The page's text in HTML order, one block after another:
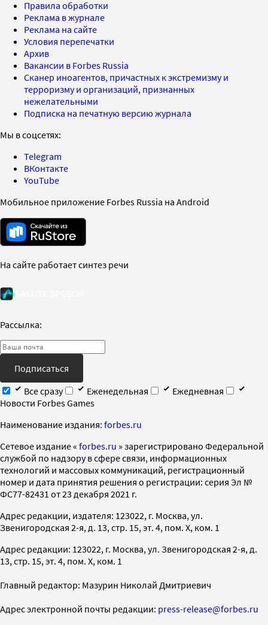
Правила обработки
Реклама в журнале
Реклама на сайте
Условия перепечатки
Архив
Вакансии в Forbes Russia
Сканер иноагентов, причастных к экстремизму и
терроризму и организаций, признанных
нежелательными
Подписка на печатную версию журнала
Мы в соцсетях:
Telegram
ВКонтакте
YouTube
Мобильное приложение Forbes Russia на Android
На сайте работает синтез речи
Рассылка:
Подписаться
Все сразу
Еженедельная
Ежедневная
Новости Forbes Games
Наименование издания: forbes.ru
Cетевое издание « forbes.ru » зарегистрировано Федеральной
службой по надзору в сфере связи, информационных
технологий и массовых коммуникаций, регистрационный
номер и дата принятия решения о регистрации: серия Эл №
ФС77-82431 от 23 декабря 2021 г.
Адрес редакции, издателя: 123022, г. Москва, ул.
Звенигородская 2-я, д. 13, стр. 15, эт. 4, пом. X, ком. 1
Адрес редакции: 123022, г. Москва, ул. Звенигородская 2-я, д.
13, стр. 15, эт. 4, пом. X, ком. 1
Главный редактор: Мазурин Николай Дмитриевич
Адрес электронной почты редакции: press-release@forbes.ru